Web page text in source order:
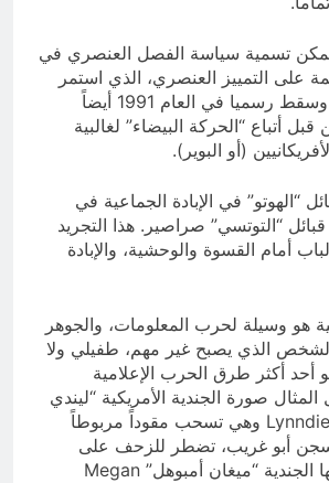
تسمية سياسة الفصل العنصري في
على التمييز العنصري، الذي استمر
حوالي نصف قرن وسقط رسميا في العام 1991 أيضاً
قبل أتباع “الحركة البيضاء” لغالبية
(أو البوير).
“الهوتو” في الإبادة الجماعية في
“التوتسي” صراصير. هذا التجريد
أمام القسوة والوحشية، والإبادة
هو وسيلة لحرب المعلومات، والجوهر
الذي يصبح غير مهم، طفيلي ولا
أحد أكثر طرق الحرب الإعلامية
صورة الجندية الأمريكية “ليندي
إنجلاند” Lynndie England وهي تسحب مقوداً مربوطاً
أبو غريب، تضطر للزحف على
الأرض، بينما زميلتها الجندية “ميغان أمبوهل” Megan